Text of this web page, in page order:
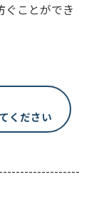
ぐことができ
ください